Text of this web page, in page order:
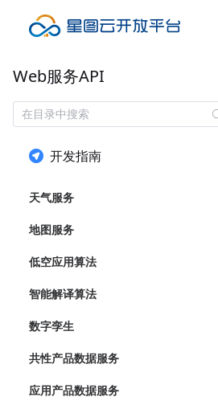
Web服务API
开发指南
天气服务
地图服务
低空应用算法
智能解译算法
数字孪生
共性产品数据服务
应用产品数据服务